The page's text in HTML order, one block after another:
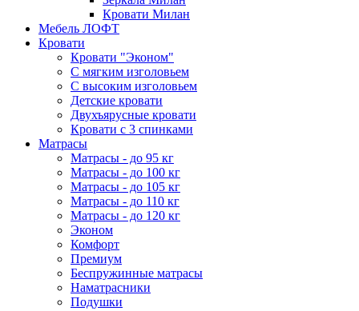
Кровати Милан
Мебель ЛОФТ
Кровати
Кровати "Эконом"
С мягким изголовьем
С высоким изголовьем
Детские кровати
Двухъярусные кровати
Кровати с 3 спинками
Матрасы
Матрасы - до 95 кг
Матрасы - до 100 кг
Матрасы - до 105 кг
Матрасы - до 110 кг
Матрасы - до 120 кг
Эконом
Комфорт
Премиум
Беспружинные матрасы
Наматрасники
Подушки